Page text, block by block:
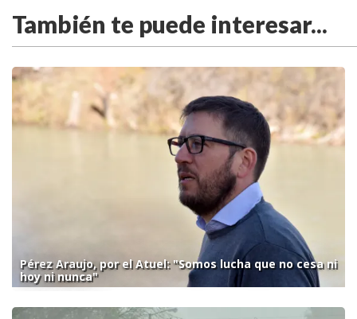
También te puede interesar...
Pérez Araujo, por el Atuel: "Somos lucha que no cesa ni
hoy ni nunca"